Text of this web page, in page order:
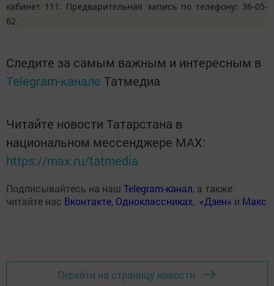
кабинет 111. Предварительная запись по телефону: 36-05-
62.
Следите за самым важным и интересным в
Telegram-канале Татмедиа
Читайте новости Татарстана в
национальном мессенджере MАХ:
https://max.ru/tatmedia
Подписывайтесь на наш Telegram-канал, а также
читайте нас Вконтакте, Одноклассниках, «Дзен» и Макс
Перейти на страницу новости